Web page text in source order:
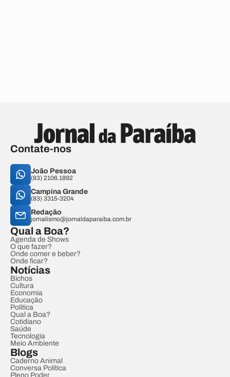
Contate-nos
João Pessoa
(83) 2106.1892
Campina Grande
(83) 3315-3204
Redação
jornalismo@jornaldaparaiba.com.br
Qual a Boa?
Agenda de Shows
O que fazer?
Onde comer e beber?
Onde ficar?
Notícias
Bichos
Cultura
Economia
Educação
Política
Qual a Boa?
Cotidiano
Saúde
Tecnologia
Meio Ambiente
Blogs
Caderno Animal
Conversa Política
Pleno Poder